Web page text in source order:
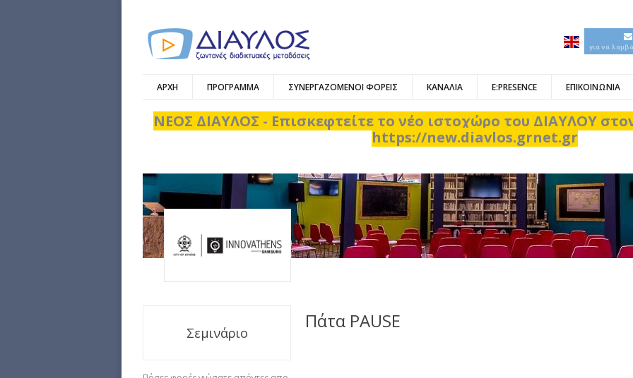
για να
ΑΡΧΗ ΠΡΟΓΡΑΜΜΑ ΣΥΝΕΡΓΑΖΟΜΕΝΟΙ ΦΟΡΕΙΣ ΚΑΝΑΛΙΑ E:PRESENCE ΕΠΙΚΟΙΝΩΝΙΑ
ΝΕΟΣ ΔΙΑΥΛΟΣ - Επισκεφτείτε το νέο ιστοχώρο του ΔΙΑΥΛΟΥ
https://new.diavlos.grnet.gr
Πάτα PAUSE
Σεμινάριο